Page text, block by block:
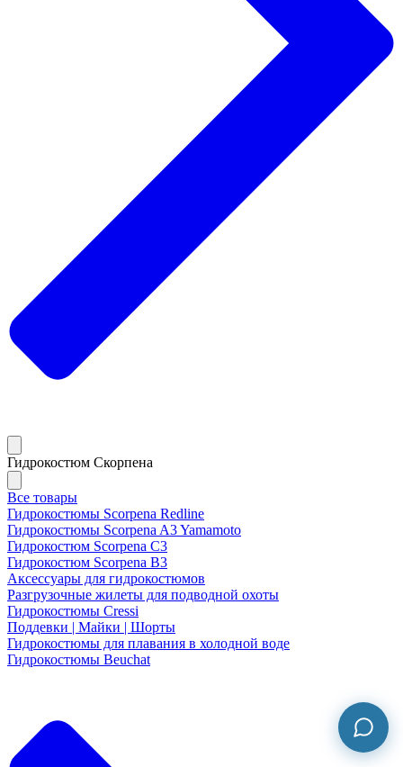
Гидрокостюм Скорпена
Все товары
Гидрокостюмы Scorpena Redline
Гидрокостюмы Scorpena A3 Yamamoto
Гидрокостюм Scorpena C3
Гидрокостюм Scorpena B3
Аксессуары для гидрокостюмов
Разгрузочные жилеты для подводной охоты
Гидрокостюмы Cressi
Поддевки | Майки | Шорты
Гидрокостюмы для плавания в холодной воде
Гидрокостюмы Beuchat